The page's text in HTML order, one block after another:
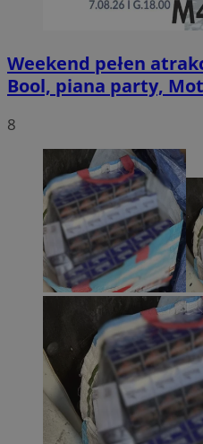
Weekend pełen
Bool, piana party,
8